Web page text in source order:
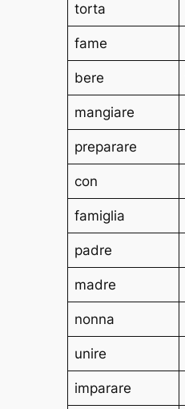
torta
fame
bere
mangiare
preparare
con
famiglia
padre
madre
nonna
unire
imparare